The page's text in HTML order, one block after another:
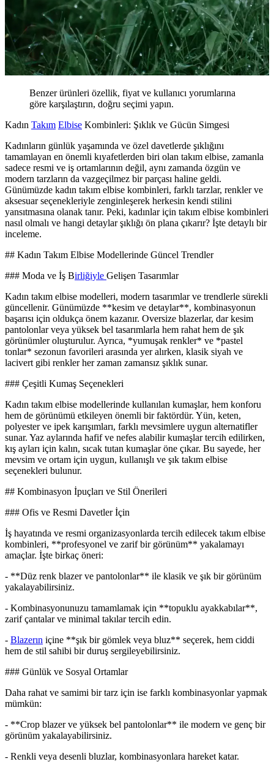
Benzer ürünleri özellik, fiyat ve kullanıcı yorumlarına
göre karşılaştırın, doğru seçimi yapın.
Kadın Takım Elbise Kombinleri: Şıklık ve Gücün Simgesi
Kadınların günlük yaşamında ve özel davetlerde şıklığını
tamamlayan en önemli kıyafetlerden biri olan takım elbise, zamanla
sadece resmi ve iş ortamlarının değil, aynı zamanda özgün ve
modern tarzların da vazgeçilmez bir parçası haline geldi.
Günümüzde kadın takım elbise kombinleri, farklı tarzlar, renkler ve
aksesuar seçenekleriyle zenginleşerek herkesin kendi stilini
yansıtmasına olanak tanır. Peki, kadınlar için takım elbise kombinleri
nasıl olmalı ve hangi detaylar şıklığı ön plana çıkarır? İşte detaylı bir
inceleme.
## Kadın Takım Elbise Modellerinde Güncel Trendler
### Moda ve İş Birliğiyle Gelişen Tasarımlar
Kadın takım elbise modelleri, modern tasarımlar ve trendlerle sürekli
güncellenir. Günümüzde **kesim ve detaylar**, kombinasyonun
başarısı için oldukça önem kazanır. Oversize blazerlar, dar kesim
pantolonlar veya yüksek bel tasarımlarla hem rahat hem de şık
görünümler oluşturulur. Ayrıca, *yumuşak renkler* ve *pastel
tonlar* sezonun favorileri arasında yer alırken, klasik siyah ve
lacivert gibi renkler her zaman zamansız şıklık sunar.
### Çeşitli Kumaş Seçenekleri
Kadın takım elbise modellerinde kullanılan kumaşlar, hem konforu
hem de görünümü etkileyen önemli bir faktördür. Yün, keten,
polyester ve ipek karışımları, farklı mevsimlere uygun alternatifler
sunar. Yaz aylarında hafif ve nefes alabilir kumaşlar tercih edilirken,
kış ayları için kalın, sıcak tutan kumaşlar öne çıkar. Bu sayede, her
mevsim ve ortam için uygun, kullanışlı ve şık takım elbise
seçenekleri bulunur.
## Kombinasyon İpuçları ve Stil Önerileri
### Ofis ve Resmi Davetler İçin
İş hayatında ve resmi organizasyonlarda tercih edilecek takım elbise
kombinleri, **profesyonel ve zarif bir görünüm** yakalamayı
amaçlar. İşte birkaç öneri:
- **Düz renk blazer ve pantolonlar** ile klasik ve şık bir görünüm
yakalayabilirsiniz.
- Kombinasyonunuzu tamamlamak için **topuklu ayakkabılar**,
zarif çantalar ve minimal takılar tercih edin.
- Blazerın içine **şık bir gömlek veya bluz** seçerek, hem ciddi
hem de stil sahibi bir duruş sergileyebilirsiniz.
### Günlük ve Sosyal Ortamlar
Daha rahat ve samimi bir tarz için ise farklı kombinasyonlar yapmak
mümkün:
- **Crop blazer ve yüksek bel pantolonlar** ile modern ve genç bir
görünüm yakalayabilirsiniz.
- Renkli veya desenli bluzlar, kombinasyonlara hareket katar.